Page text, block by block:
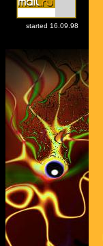
started 16.09.98